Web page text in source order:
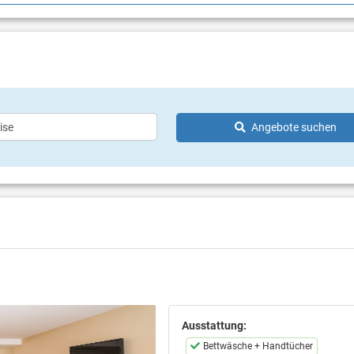
Spiele Games room -
am Abend
(gegen Aufpreis)
(gegen Aufpreis)
Ausflüge
Angebote suchen
Ausstattung:
Bettwäsche + Handtücher